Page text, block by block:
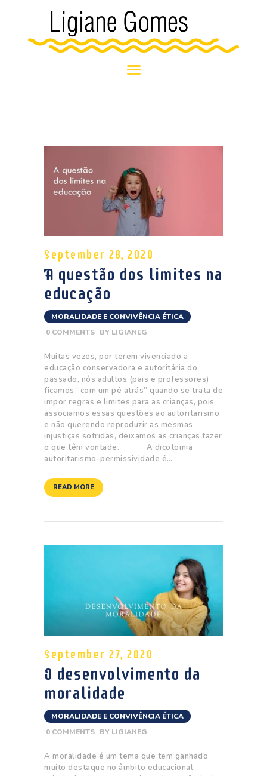
ATENDIMENTOS
NOTÍCIAS E
EVENTOS
September 28, 2020
A questão dos limites na
educação
MORALIDADE E CONVIVÊNCIA ÉTICA
0 COMMENTS BY LIGIANEG
Muitas vezes, por terem vivenciado a
educação conservadora e autoritária do
passado, nós adultos (pais e professores)
ficamos “com um pé atrás” quando se trata de
impor regras e limites para as crianças, pois
associamos essas questões ao autoritarismo
e não querendo reproduzir as mesmas
injustiças sofridas, deixamos as crianças fazer
o que têm vontade. A dicotomia
autoritarismo-permissividade é…
READ MORE
September 27, 2020
O desenvolvimento da
moralidade
MORALIDADE E CONVIVÊNCIA ÉTICA
0 COMMENTS BY LIGIANEG
A moralidade é um tema que tem ganhado
muito destaque no âmbito educacional,